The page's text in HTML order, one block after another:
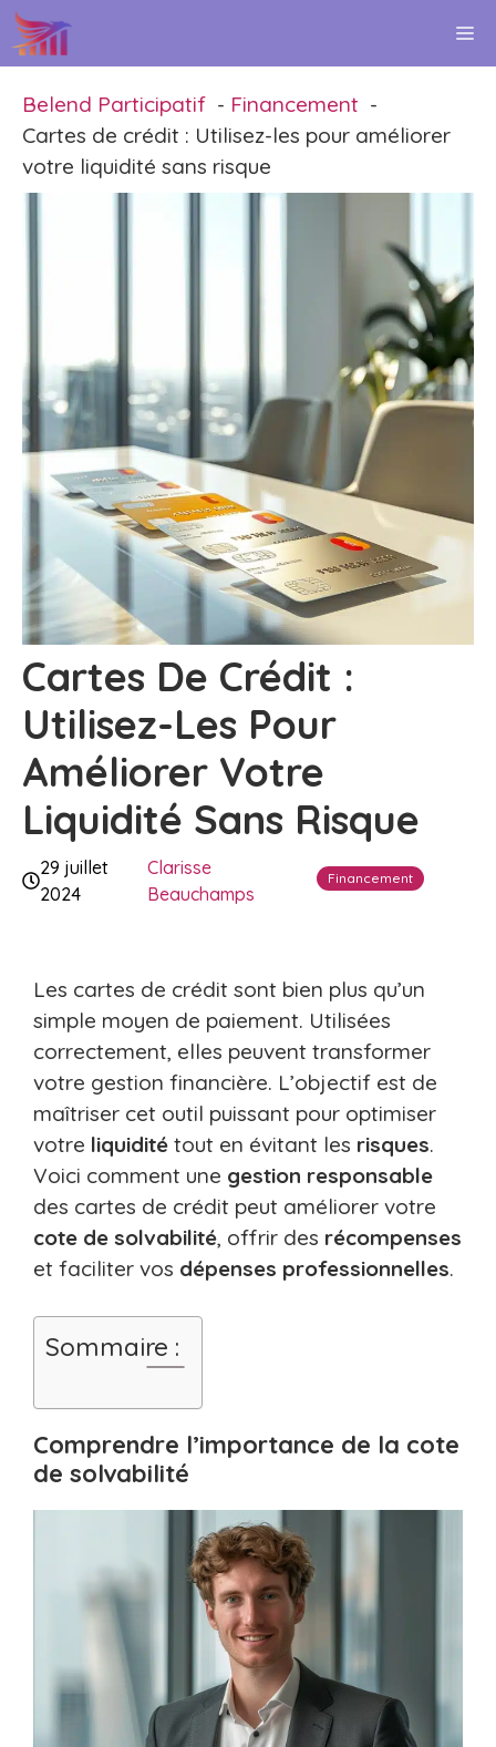
Aller
au
Belend Participatif
Financement
Cartes de crédit : Utilisez-les pour améliorer
votre liquidité sans risque
Cartes De Crédit :
Utilisez-Les Pour
Améliorer Votre
Liquidité Sans Risque
29 juillet
2024
Clarisse
Beauchamps
Financement
Les cartes de crédit sont bien plus qu’un
simple moyen de paiement. Utilisées
correctement, elles peuvent transformer
votre gestion financière. L’objectif est de
maîtriser cet outil puissant pour optimiser
votre liquidité tout en évitant les risques.
Voici comment une gestion responsable
des cartes de crédit peut améliorer votre
cote de solvabilité, offrir des récompenses
et faciliter vos dépenses professionnelles.
Sommaire :
Comprendre l’importance de la cote
de solvabilité